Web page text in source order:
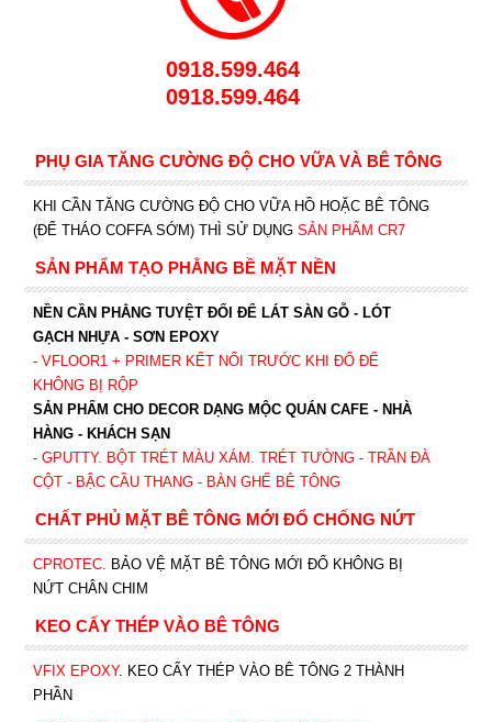
0918.599.464
0918.599.464
PHỤ GIA TĂNG CƯỜNG ĐỘ CHO VỮA VÀ BÊ TÔNG
KHI CẦN TĂNG CƯỜNG ĐỘ CHO VỮA HỒ HOẶC BÊ TÔNG
(ĐỂ THÁO COFFA SỚM) THÌ SỬ DỤNG SẢN PHẨM CR7
SẢN PHẨM TẠO PHẲNG BỀ MẶT NỀN
NỀN CẦN PHẲNG TUYỆT ĐỐI ĐỂ LÁT SÀN GỖ - LÓT
GẠCH NHỰA - SƠN EPOXY
- VFLOOR1+ PRIMER KẾT NỐI TRƯỚC KHI ĐỔ ĐỂ
KHÔNG BỊ RỘP
SẢN PHẨM CHO DECOR DẠNG MỘC QUÁN CAFE - NHÀ
HÀNG - KHÁCH SẠN
- GPUTTY. BỘT TRÉT MÀU XÁM. TRÉT TƯỜNG - TRẦN ĐÀ
CỘT - BẬC CẦU THANG - BÀN GHẾ BÊ TÔNG
CHẤT PHỦ MẶT BÊ TÔNG MỚI ĐỔ CHỐNG NỨT
CPROTEC. BẢO VỆ MẶT BÊ TÔNG MỚI ĐỔ KHÔNG BỊ
NỨT CHÂN CHIM
KEO CẤY THÉP VÀO BÊ TÔNG
VFIX EPOXY. KEO CẤY THÉP VÀO BÊ TÔNG 2 THÀNH
PHẦN